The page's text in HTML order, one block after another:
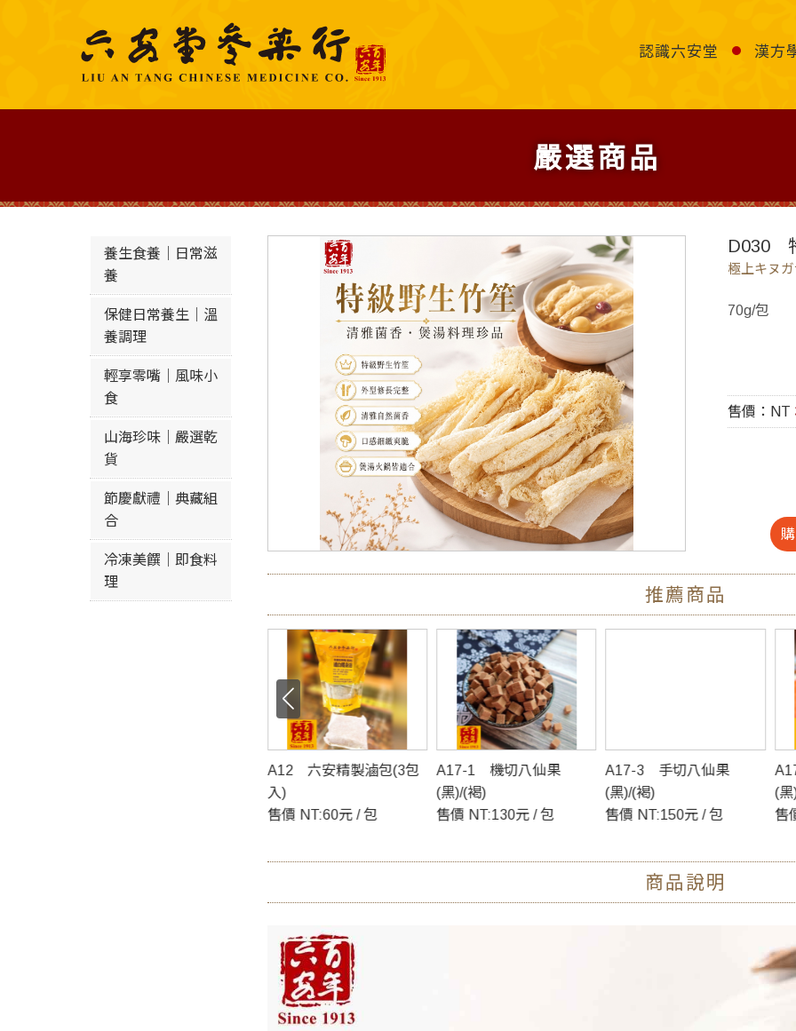
認識六安堂 漢方
嚴選商品
養生食養｜日常滋
養
保健日常養生｜溫
養調理
輕享零嘴｜風味小
食
山海珍味｜嚴選乾
貨
節慶獻禮｜典藏組
合
冷凍美饌｜即食料
理
D030
極上キヌ
70g/包
售價：NT
推薦商品
A17-1 機切八仙果
(黑)/(褐)
售價 NT:130元 / 包
A17-3 手切八仙果
(黑)/(褐)
售價 NT:150元 / 包
A17-4 整顆八仙果
(黑)/(褐)
售價 NT:250元 / 包
式)
售
商品說明